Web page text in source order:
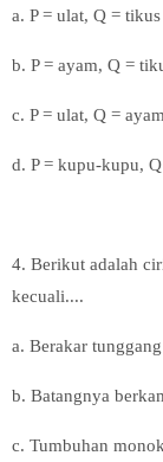
a. P = ulat, Q =
b. P = ayam, Q =
c. P = ulat, Q =
d. P = kupu-kupu,
4. Berikut adalah
kecuali....
a. Berakar tunggang
b. Batangnya
c. Tumbuhan